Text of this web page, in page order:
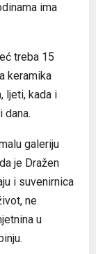
ima
treba 15
keramika
ljeti, kada i
dana.
galeriju
je Dražen
i suvenirnica
ne
u